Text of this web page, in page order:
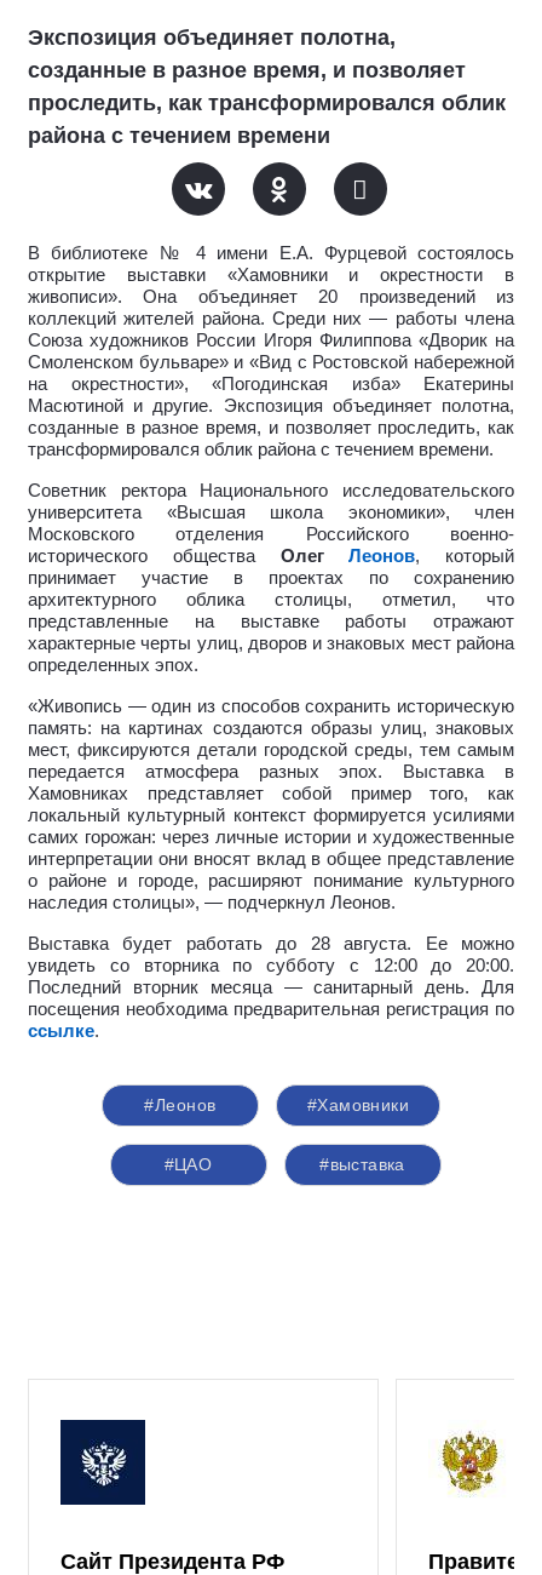
Экспозиция объединяет полотна,
созданные в разное время, и позволяет
проследить, как трансформировался облик
района с течением времени
В библиотеке № 4 имени Е.А. Фурцевой состоялось
открытие выставки «Хамовники и окрестности в
живописи». Она объединяет 20 произведений из
коллекций жителей района. Среди них — работы члена
Союза художников России Игоря Филиппова «Дворик на
Смоленском бульваре» и «Вид с Ростовской набережной
на окрестности», «Погодинская изба» Екатерины
Масютиной и другие. Экспозиция объединяет полотна,
созданные в разное время, и позволяет проследить, как
трансформировался облик района с течением времени.
Советник ректора Национального исследовательского
университета «Высшая школа экономики», член
Московского отделения Российского военно-
исторического общества ОлегЛеонов, который
принимает участие в проектах по сохранению
архитектурного облика столицы, отметил, что
представленные на выставке работы отражают
характерные черты улиц, дворов и знаковых мест района
определенных эпох.
«Живопись — один из способов сохранить историческую
память: на картинах создаются образы улиц, знаковых
мест, фиксируются детали городской среды, тем самым
передается атмосфера разных эпох.
Выставка в
Хамовниках представляет собой пример того, как
локальный культурный контекст формируется усилиями
самих горожан: через личные истории и художественные
интерпретации они вносят вклад в общее представление
о районе и городе, расширяют понимание культурного
наследия столицы», — подчеркнул Леонов.
Выставка будет работать до 28 августа. Ее можно
увидеть со вторника по субботу с 12:00 до 20:00.
Последний вторник месяца — санитарный день. Для
посещения необходима предварительная регистрация по
ссылке.
#Леонов #Хамовники
#ЦАО #выставка
Сайт Президента РФ